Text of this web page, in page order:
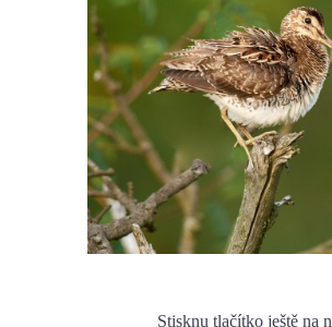
Stisknu tlačítko ještě na